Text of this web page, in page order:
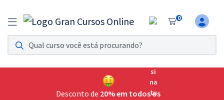
0
Assinatura Ilimitada 11
Acesso a todos os cursos. Teste grátis por 7 dias!
Assinatura OAB Até Passar
Acesso ilimitado a toda preparação para o Exame da
Desconto de 20% em todos os